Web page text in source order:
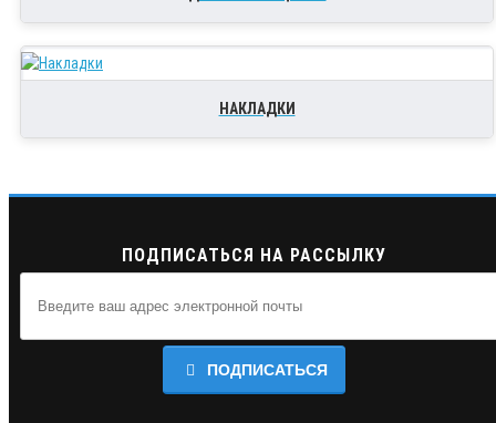
НАКЛАДКИ
ПОДПИСАТЬСЯ НА РАССЫЛКУ
ПОДПИСАТЬСЯ